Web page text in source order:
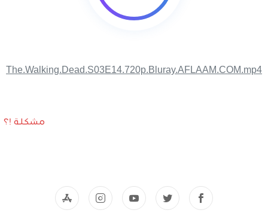
The.Walking.Dead.S03E14.720p.Bluray.AFLAAM.COM.mp4
مشكلة !؟